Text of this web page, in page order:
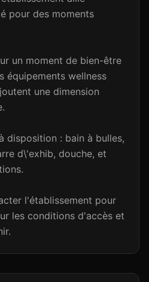
pour des moments
un moment de bien-être
équipements wellness
une dimension
disposition : bain à bulles,
d\'exhib, douche, et
l'établissement pour
les conditions d'accès et